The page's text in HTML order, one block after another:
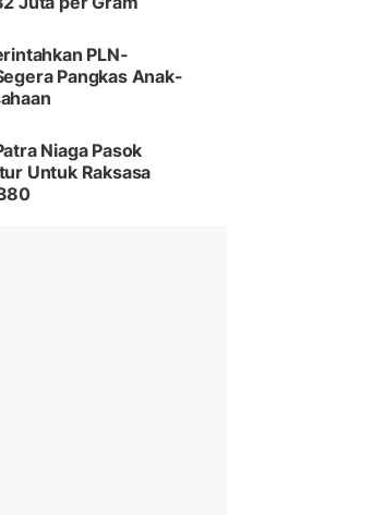
PLN-
Pangkas Anak-
Niaga Pasok
Untuk Raksasa